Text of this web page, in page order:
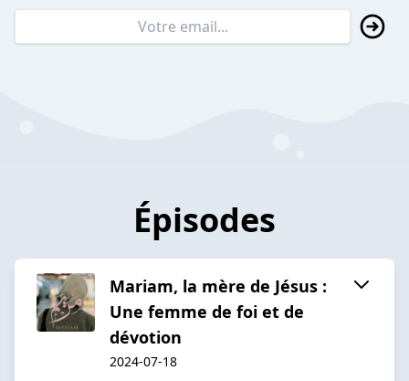
Épisodes
Mariam, la mère de Jésus :
Une femme de foi et de
dévotion
2024-07-18